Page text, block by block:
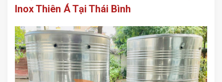
Inox Thiên Á Tại Thái Bình